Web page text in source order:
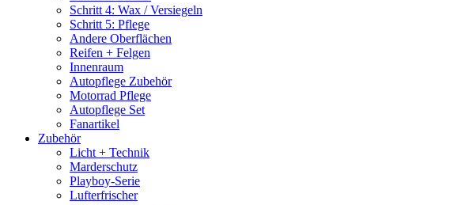
Schritt 4: Wax / Versiegeln
Schritt 5: Pflege
Andere Oberflächen
Reifen + Felgen
Innenraum
Autopflege Zubehör
Motorrad Pflege
Autopflege Set
Fanartikel
Zubehör
Licht + Technik
Marderschutz
Playboy-Serie
Lufterfrischer